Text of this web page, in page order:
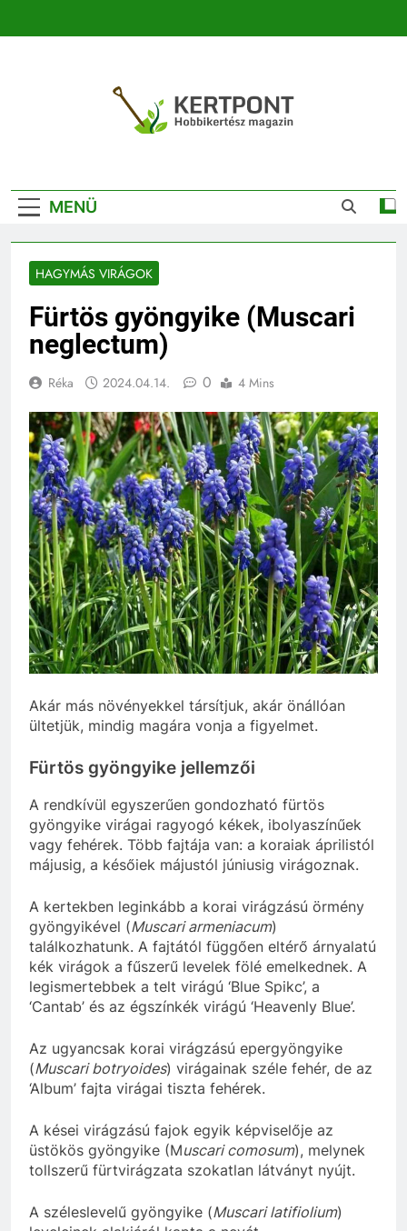
Kertészeti
Magazin |
Növénykereső És
Növényhatározó
MENÜ
HAGYMÁS VIRÁGOK
Fürtös gyöngyike (Muscari
neglectum)
Réka 2024.04.14. 0 4 Mins
Akár más növényekkel társítjuk, akár önállóan
ültetjük, mindig magára vonja a figyelmet.
Fürtös gyöngyike jellemzői
A rendkívül egyszerűen gondozható fürtös
gyöngyike virágai ragyogó kékek, ibolyaszínűek
vagy fehérek. Több fajtája van: a koraiak áprilistól
májusig, a későiek májustól júniusig virágoznak.
A kertekben leginkább a korai virágzású örmény
gyöngyikével (Muscari armeniacum)
találkozhatunk. A fajtától függően eltérő árnyalatú
kék virágok a fűszerű levelek fölé emelkednek. A
legismertebbek a telt virágú ‘Blue Spikc’, a
‘Cantab’ és az égszínkék virágú ‘Heavenly Blue’.
Az ugyancsak korai virágzású epergyöngyike
(Muscari botryoides) virágainak széle fehér, de az
‘Album’ fajta virágai tiszta fehérek.
A kései virágzású fajok egyik képviselője az
üstökös gyöngyike (Muscari comosum), melynek
tollszerű fürtvirágzata szokatlan látványt nyújt.
A széleslevelű gyöngyike (Muscari latifiolium)